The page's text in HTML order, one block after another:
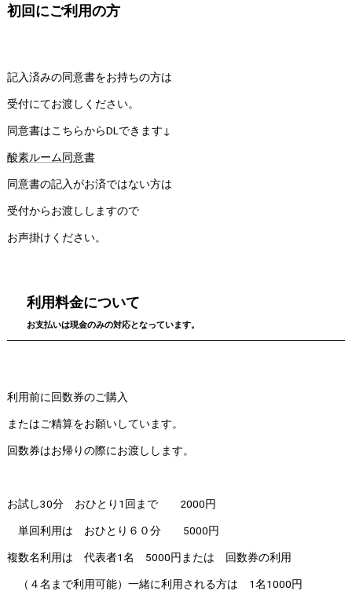
初回にご利用の方
記入済みの同意書をお持ちの方は
受付にてお渡しください。
同意書はこちらからDLできます↓
酸素ルーム同意書
同意書の記入がお済ではない方は
受付からお渡ししますので
お声掛けください。
利用料金について
お支払いは現金のみの対応となっています。
利用前に回数券のご購入
またはご精算をお願いしています。
回数券はお帰りの際にお渡しします。
お試し30分 おひとり1回まで 2000円
単回利用は おひとり６０分 5000円
複数名利用は 代表者1名 5000円または 回数券の利用
（４名まで利用可能）一緒に利用される方は 1名1000円